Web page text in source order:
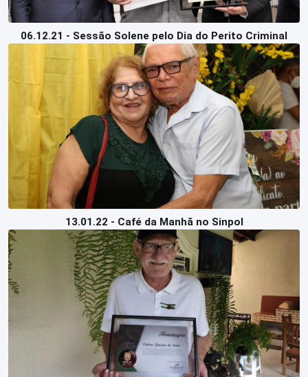
06.12.21 - Sessão Solene pelo Dia do Perito Criminal
13.01.22 - Café da Manhã no Sinpol